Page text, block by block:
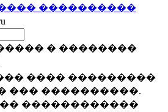
����������
� ��������
���� ���������
��� ����������.
������������